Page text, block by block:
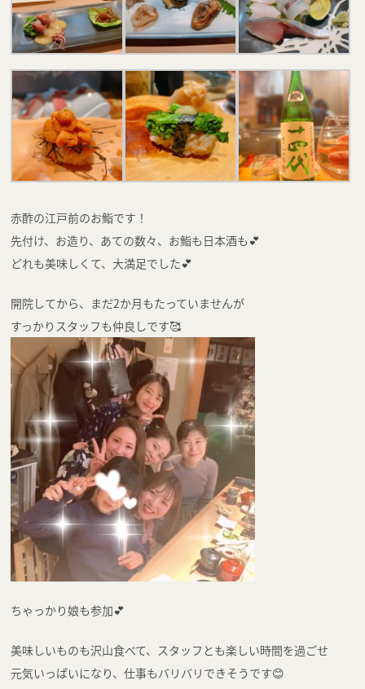
赤酢の江戸前のお鮨です！
先付け、お造り、あての数々、お鮨も日本酒も💕
どれも美味しくて、大満足でした💕
開院してから、まだ2か月もたっていませんが
すっかりスタッフも仲良しです🥰
ちゃっかり娘も参加💕
美味しいものも沢山食べて、スタッフとも楽しい時間を過ごせ
元気いっぱいになり、仕事もバリバリできそうです😊